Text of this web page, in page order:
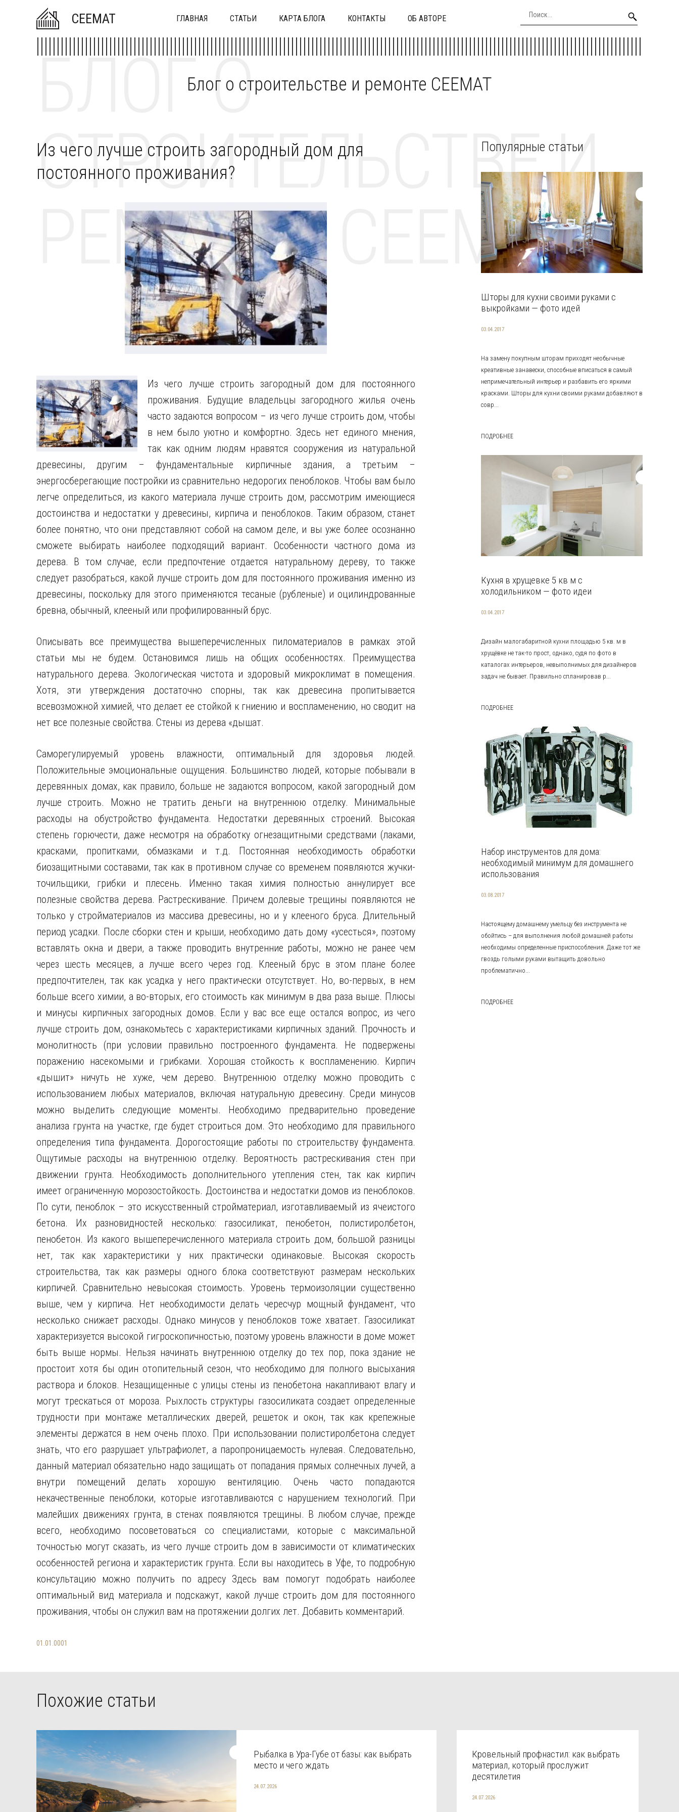
CEEMAT ГЛАВНАЯ СТАТЬИ КАРТА БЛОГА КОНТАКТЫ ОБ АВТОРЕ
Блог о строительстве и ремонте CEEMAT
БЛОГ О
СТРОИТЕЛЬСТВЕ И
РЕМОНТЕ CEEMAT
Из чего лучше строить загородный дом для
постоянного проживания?
Из чего лучше строить загородный дом для постоянного
проживания. Будущие владельцы загородного жилья очень
часто задаются вопросом – из чего лучше строить дом, чтобы
в нем было уютно и комфортно. Здесь нет единого мнения,
так как одним людям нравятся сооружения из натуральной
древесины, другим – фундаментальные кирпичные здания, а третьим –
энергосберегающие постройки из сравнительно недорогих пеноблоков. Чтобы вам было
легче определиться, из какого материала лучше строить дом, рассмотрим имеющиеся
достоинства и недостатки у древесины, кирпича и пеноблоков. Таким образом, станет
более понятно, что они представляют собой на самом деле, и вы уже более осознанно
сможете выбирать наиболее подходящий вариант. Особенности частного дома из
дерева. В том случае, если предпочтение отдается натуральному дереву, то также
следует разобраться, какой лучше строить дом для постоянного проживания именно из
древесины, поскольку для этого применяются тесаные (рубленые) и оцилиндрованные
бревна, обычный, клееный или профилированный брус.
Описывать все преимущества вышеперечисленных пиломатериалов в рамках этой
статьи мы не будем. Остановимся лишь на общих особенностях. Преимущества
натурального дерева. Экологическая чистота и здоровый микроклимат в помещения.
Хотя, эти утверждения достаточно спорны, так как древесина пропитывается
всевозможной химией, что делает ее стойкой к гниению и воспламенению, но сводит на
нет все полезные свойства. Стены из дерева «дышат.
Саморегулируемый уровень влажности, оптимальный для здоровья людей.
Положительные эмоциональные ощущения. Большинство людей, которые побывали в
деревянных домах, как правило, больше не задаются вопросом, какой загородный дом
лучше строить. Можно не тратить деньги на внутреннюю отделку. Минимальные
расходы на обустройство фундамента. Недостатки деревянных строений. Высокая
степень горючести, даже несмотря на обработку огнезащитными средствами (лаками,
красками, пропитками, обмазками и т.д. Постоянная необходимость обработки
биозащитными составами, так как в противном случае со временем появляются жучки-
точильщики, грибки и плесень. Именно такая химия полностью аннулирует все
полезные свойства дерева. Растрескивание. Причем долевые трещины появляются не
только у стройматериалов из массива древесины, но и у клееного бруса. Длительный
период усадки. После сборки стен и крыши, необходимо дать дому «усесться», поэтому
вставлять окна и двери, а также проводить внутренние работы, можно не ранее чем
через шесть месяцев, а лучше всего через год. Клееный брус в этом плане более
предпочтителен, так как усадка у него практически отсутствует. Но, во-первых, в нем
больше всего химии, а во-вторых, его стоимость как минимум в два раза выше. Плюсы
и минусы кирпичных загородных домов. Если у вас все еще остался вопрос, из чего
лучше строить дом, ознакомьтесь с характеристиками кирпичных зданий. Прочность и
монолитность (при условии правильно построенного фундамента. Не подвержены
поражению насекомыми и грибками. Хорошая стойкость к воспламенению. Кирпич
«дышит» ничуть не хуже, чем дерево. Внутреннюю отделку можно проводить с
использованием любых материалов, включая натуральную древесину. Среди минусов
можно выделить следующие моменты. Необходимо предварительно проведение
анализа грунта на участке, где будет строиться дом. Это необходимо для правильного
определения типа фундамента. Дорогостоящие работы по строительству фундамента.
Ощутимые расходы на внутреннюю отделку. Вероятность растрескивания стен при
движении грунта. Необходимость дополнительного утепления стен, так как кирпич
имеет ограниченную морозостойкость. Достоинства и недостатки домов из пеноблоков.
По сути, пеноблок – это искусственный стройматериал, изготавливаемый из ячеистого
бетона. Их разновидностей несколько: газосиликат, пенобетон, полистиролбетон,
пенобетон. Из какого вышеперечисленного материала строить дом, большой разницы
нет, так как характеристики у них практически одинаковые. Высокая скорость
строительства, так как размеры одного блока соответствуют размерам нескольких
кирпичей. Сравнительно невысокая стоимость. Уровень термоизоляции существенно
выше, чем у кирпича. Нет необходимости делать чересчур мощный фундамент, что
несколько снижает расходы. Однако минусов у пеноблоков тоже хватает. Газосиликат
характеризуется высокой гигроскопичностью, поэтому уровень влажности в доме может
быть выше нормы. Нельзя начинать внутреннюю отделку до тех пор, пока здание не
простоит хотя бы один отопительный сезон, что необходимо для полного высыхания
раствора и блоков. Незащищенные с улицы стены из пенобетона накапливают влагу и
могут трескаться от мороза. Рыхлость структуры газосиликата создает определенные
трудности при монтаже металлических дверей, решеток и окон, так как крепежные
элементы держатся в нем очень плохо. При использовании полистиролбетона следует
знать, что его разрушает ультрафиолет, а паропроницаемость нулевая. Следовательно,
данный материал обязательно надо защищать от попадания прямых солнечных лучей, а
внутри помещений делать хорошую вентиляцию. Очень часто попадаются
некачественные пеноблоки, которые изготавливаются с нарушением технологий. При
малейших движениях грунта, в стенах появляются трещины. В любом случае, прежде
всего, необходимо посоветоваться со специалистами, которые с максимальной
точностью могут сказать, из чего лучше строить дом в зависимости от климатических
особенностей региона и характеристик грунта. Если вы находитесь в Уфе, то подробную
консультацию можно получить по адресу Здесь вам помогут подобрать наиболее
оптимальный вид материала и подскажут, какой лучше строить дом для постоянного
проживания, чтобы он служил вам на протяжении долгих лет. Добавить комментарий.
01.01.0001
Популярные статьи
Шторы для кухни своими руками с
выкройками — фото идей
03.04.2017
На замену покупным шторам приходят необычные
креативные занавески, способные вписаться в самый
непримечательный интерьер и разбавить его яркими
красками. Шторы для кухни своими руками добавляют в
совр...
ПОДРОБНЕЕ
Кухня в хрущевке 5 кв м с
холодильником — фото идеи
03.04.2017
Дизайн малогабаритной кухни площадью 5 кв. м в
хрущёвке не так-то прост, однако, судя по фото в
каталогах интерьеров, невыполнимых для дизайнеров
задач не бывает. Правильно спланировав р...
ПОДРОБНЕЕ
Набор инструментов для дома:
необходимый минимум для домашнего
использования
03.08.2017
Настоящему домашнему умельцу без инструмента не
обойтись – для выполнения любой домашней работы
необходимы определенные приспособления. Даже тот же
гвоздь голыми руками вытащить довольно
проблематично...
ПОДРОБНЕЕ
Похожие статьи
Рыбалка в Ура-Губе от базы: как выбрать
место и чего ждать
24.07.2026
Кровельный профнастил: как выбрать
материал, который прослужит
десятилетия
24.07.2026